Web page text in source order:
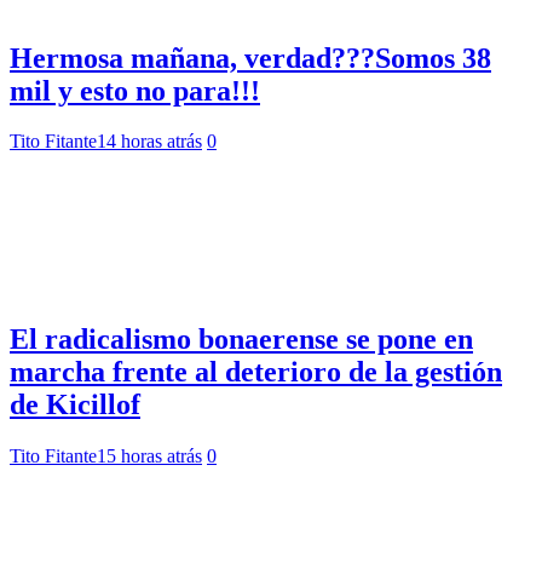
Hermosa mañana, verdad???Somos 38
mil y esto no para!!!
Tito Fitante14 horas atrás 0
El radicalismo bonaerense se pone en
marcha frente al deterioro de la gestión
de Kicillof
Tito Fitante15 horas atrás 0